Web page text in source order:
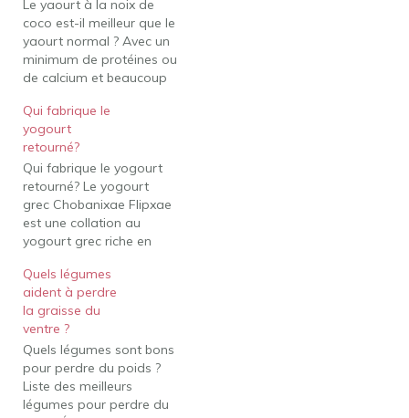
Le yaourt à la noix de
coco est-il meilleur que le
yaourt normal ? Avec un
minimum de protéines ou
de calcium et beaucoup
que le yaourt à base de
produits laitiers, le yaourt
à la noix de coco est très
différent sur le plan
nutritionnel…
Qui fabrique le
yogourt
retourné?
Qui fabrique le yogourt
retourné? Le yogourt
grec Chobanixae Flipxae
est une collation au
yogourt grec riche en
délicieux mélanges
naturels. C'est la gâterie
parfaitement
proportionnée, à tout
moment, faite avec zéro
ingrédient artificiel. Le
chobani flip est-il malsain
? Alors est-ce une
Quels légumes
aident à perdre
la graisse du
ventre ?
Quels légumes sont bons
pour perdre du poids ?
Liste des meilleurs
légumes pour perdre du